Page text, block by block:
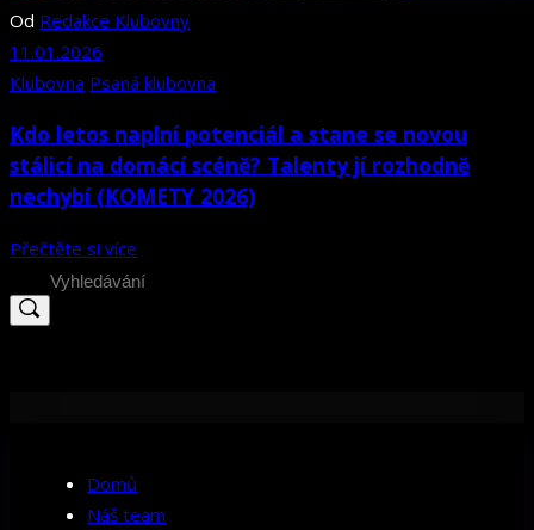
Od Redakce Klubovny
11.01.2026
Klubovna Psaná klubovna
Kdo letos naplní potenciál a stane se novou
stálicí na domácí scéně? Talenty jí rozhodně
nechybí (KOMETY 2026)
Přečtěte si více
Search
for:
Domů
Náš team